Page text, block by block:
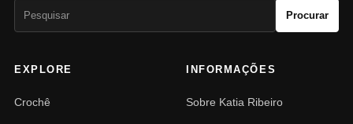
Procurar
EXPLORE
Crochê
INFORMAÇÕES
Sobre Katia Ribeiro